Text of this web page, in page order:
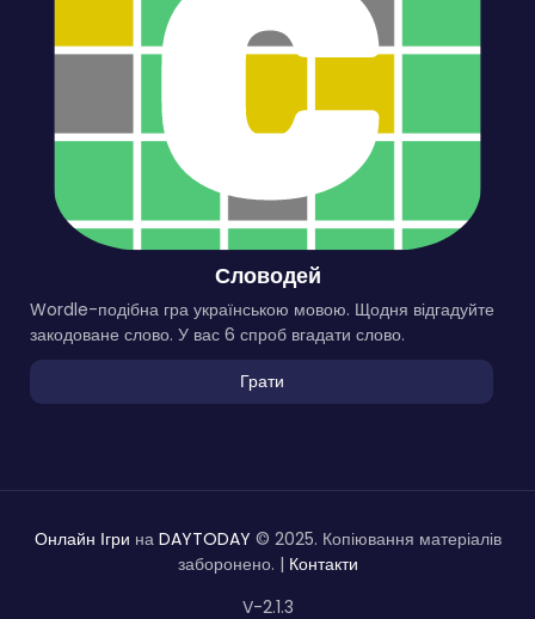
Словодей
Wordle-подібна гра українською мовою. Щодня відгадуйте
закодоване слово. У вас 6 спроб вгадати слово.
Грати
Онлайн Ігри на DAYTODAY © 2025. Копіювання матеріалів
заборонено. | Контакти
V-2.1.3